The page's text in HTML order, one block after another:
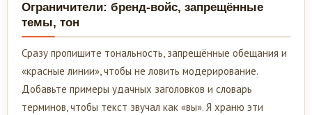
Ограничители: бренд-войс, запрещённые
темы, тон
Сразу пропишите тональность, запрещённые обещания и
«красные линии», чтобы не ловить модерирование.
Добавьте примеры удачных заголовков и словарь
терминов, чтобы текст звучал как «вы». Я храню эти